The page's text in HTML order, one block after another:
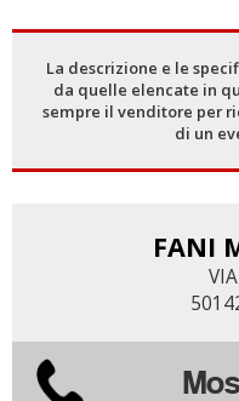
La descrizione e le
da quelle elencate in
sempre il venditore per
di un
FANI